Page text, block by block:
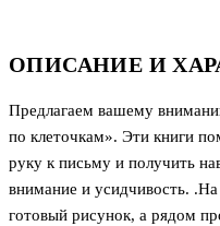
ОПИСАНИЕ И
Предлагаем вашему
по клеточкам». Эти книги
руку к письму и получить
внимание и усидчивость.
готовый рисунок, а рядом